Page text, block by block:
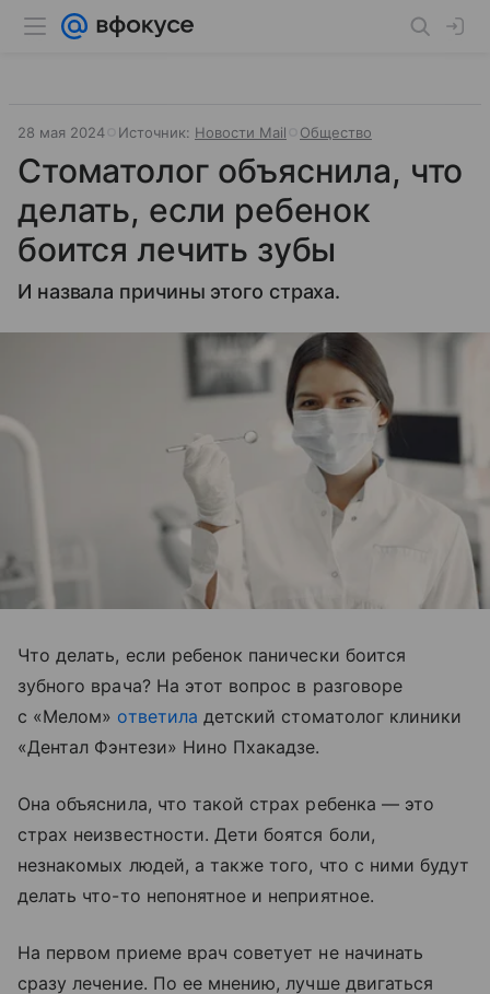
28 мая 2024 Источник: Новости Mail Общество
Стоматолог объяснила, что
делать, если ребенок
боится лечить зубы
И назвала причины этого страха.
Что делать, если ребенок панически боится
зубного врача? На этот вопрос в разговоре
с «Мелом» ответила детский стоматолог клиники
«Дентал Фэнтези» Нино Пхакадзе.
Она объяснила, что такой страх ребенка — это
страх неизвестности. Дети боятся боли,
незнакомых людей, а также того, что с ними будут
делать что-то непонятное и неприятное.
На первом приеме врач советует не начинать
сразу лечение. По ее мнению, лучше двигаться